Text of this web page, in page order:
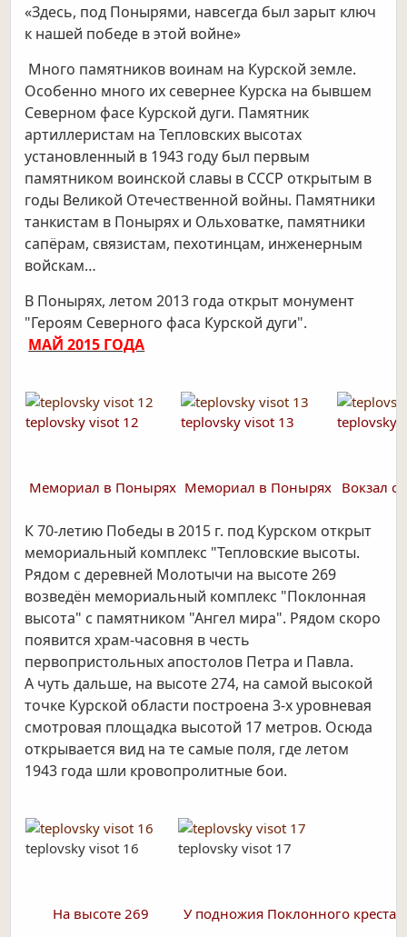
«Здесь, под Понырями, навсегда был зарыт ключ
к нашей победе в этой войне»
Много памятников воинам на Курской земле.
Особенно много их севернее Курска на бывшем
Северном фасе Курской дуги. Памятник
артиллеристам на Тепловских высотах
установленный в 1943 году был первым
памятником воинской славы в СССР открытым в
годы Великой Отечественной войны. Памятники
танкистам в Понырях и Ольховатке, памятники
сапёрам, связистам, пехотинцам, инженерным
войскам…
В Понырях, летом 2013 года открыт монумент
"Героям Северного фаса Курской дуги".
МАЙ 2015 ГОДА
teplovsky visot 12 teplovsky visot 13 teplovsky
Мемориал в Понырях Мемориал в Понырях Вокзал
К 70-летию Победы в 2015 г. под Курском открыт
мемориальный комплекс "Тепловские высоты.
Рядом с деревней Молотычи на высоте 269
возведён мемориальный комплекс "Поклонная
высота" с памятником "Ангел мира". Рядом скоро
появится храм-часовня в честь
первопристольных апостолов Петра и Павла.
А чуть дальше, на высоте 274, на самой высокой
точке Курской области построена 3-х уровневая
смотровая площадка высотой 17 метров. Осюда
открывается вид на те самые поля, где летом
1943 года шли кровопролитные бои.
teplovsky visot 16 teplovsky visot 17
На высоте 269 У подножия Поклонного креста